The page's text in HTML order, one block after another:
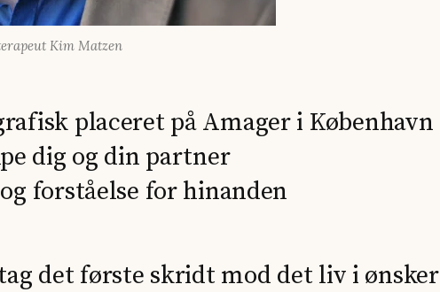
Kim Matzen
placeret på Amager i København
dig og din partner
forståelse for hinanden
det første skridt mod det liv i ønsker